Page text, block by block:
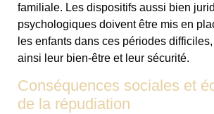
familiale. Les dispositifs aussi bien
psychologiques doivent être mis en
les enfants dans ces périodes
ainsi leur bien-être et leur sécurité.
Conséquences sociales et
de la répudiation